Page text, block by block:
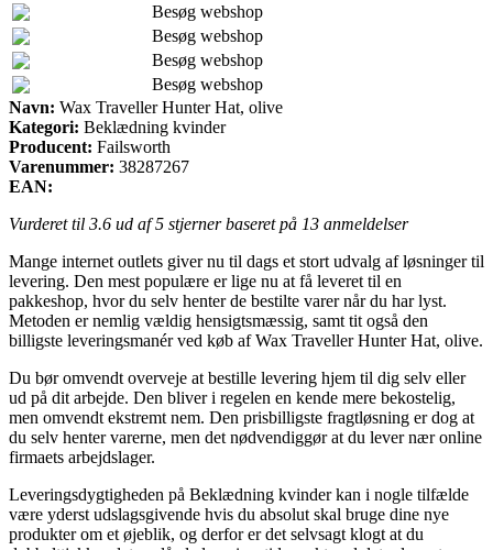
Besøg webshop
Besøg webshop
Besøg webshop
Besøg webshop
Navn: Wax Traveller Hunter Hat, olive
Kategori: Beklædning kvinder
Producent: Failsworth
Varenummer: 38287267
EAN:
Vurderet til 3.6 ud af 5 stjerner baseret på 13 anmeldelser
Mange internet outlets giver nu til dags et stort udvalg af løsninger til
levering. Den mest populære er lige nu at få leveret til en
pakkeshop, hvor du selv henter de bestilte varer når du har lyst.
Metoden er nemlig vældig hensigtsmæssig, samt tit også den
billigste leveringsmanér ved køb af Wax Traveller Hunter Hat, olive.
Du bør omvendt overveje at bestille levering hjem til dig selv eller
ud på dit arbejde. Den bliver i regelen en kende mere bekostelig,
men omvendt ekstremt nem. Den prisbilligste fragtløsning er dog at
du selv henter varerne, men det nødvendiggør at du lever nær online
firmaets arbejdslager.
Leveringsdygtigheden på Beklædning kvinder kan i nogle tilfælde
være yderst udslagsgivende hvis du absolut skal bruge dine nye
produkter om et øjeblik, og derfor er det selvsagt klogt at du